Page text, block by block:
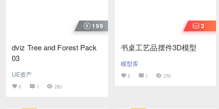
199
dviz Tree and Forest Pack
03
UE资产
0 1 283
3
书桌工艺品摆件3D模型
模型库
0 1 270